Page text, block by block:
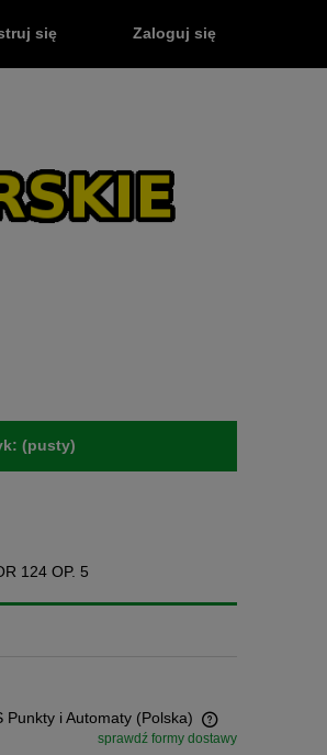
się Zaloguj się
(pusty)
124 OP. 5
Punkty i Automaty (Polska)
sprawdź formy dostawy